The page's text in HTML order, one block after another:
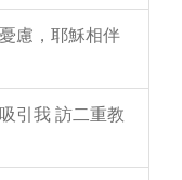
慮，耶穌相伴
引我 訪二重教